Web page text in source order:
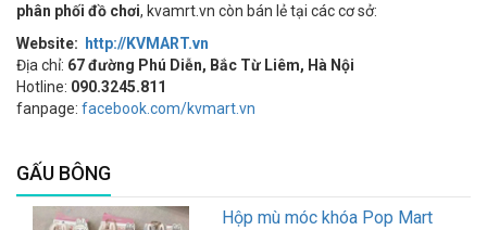
phân phối đồ chơi, kvamrt.vn còn bán lẻ tại các cơ sở:
Website:
http://KVMART.vn
Địa chỉ: 67 đường Phú Diễn, Bắc Từ Liêm, Hà Nội
Hotline: 090.3245.811
fanpage: facebook.com/kvmart.vn
GẤU BÔNG
Hộp mù móc khóa Pop Mart